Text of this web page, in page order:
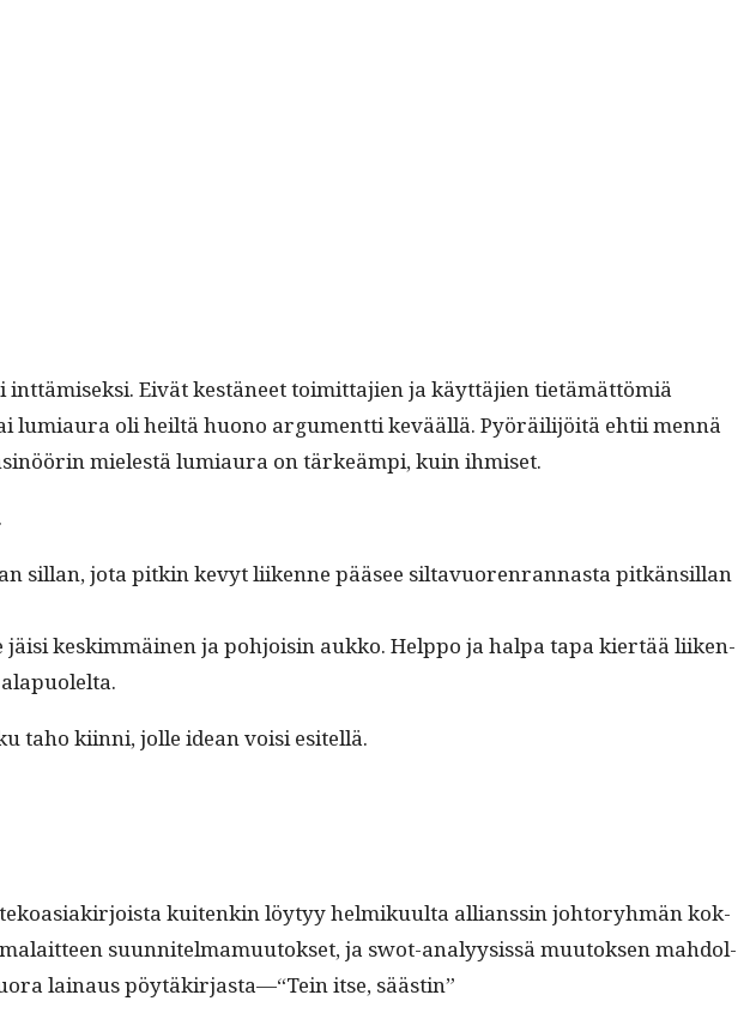
Eivät kestäneet toimit­ta­jien ja käyt­täjien tietämät­tömiä
lumi­au­ra oli heiltä huono argu­ment­ti kevääl­lä. Pyöräil­i­jöitä ehtii men­nä
mielestä lumi­au­ra on tärkeämpi, kuin ihmiset.
sil­lan, jota pitkin kevyt liikenne pääsee sil­tavuoren­ran­nas­ta pitkän­sil­lan
keskim­mäi­nen ja pohjoisin aukko. Help­po ja hal­pa tapa kiertää liiken­
taho kiin­ni, jolle idean voisi esitellä.
kuitenkin löy­tyy helmiku­ul­ta allianssin johto­ryh­män kok­
suun­nitel­ma­muu­tok­set, ja swot-ana­ly­y­sis­sä muu­tok­sen mah­dol­
lain­aus pöytäkirjasta—“Tein itse, säästin”